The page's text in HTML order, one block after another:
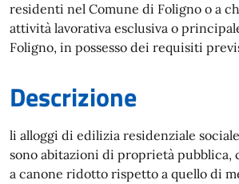
residenti nel Comune di Foligno o a
attività lavorativa esclusiva o
Foligno, in possesso dei requisiti
Descrizione
li alloggi di edilizia residenziale
sono abitazioni di proprietà pubblica,
a canone ridotto rispetto a quello di